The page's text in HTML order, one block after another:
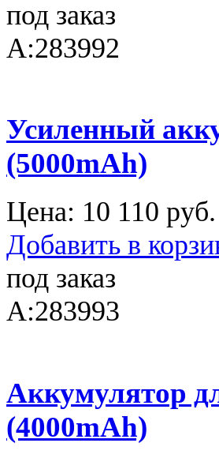
под заказ
A:283992
Усиленный
(5000mAh)
Цена: 10 110 руб.
Добавить в
под заказ
A:283993
Аккумулятор
(4000mAh)